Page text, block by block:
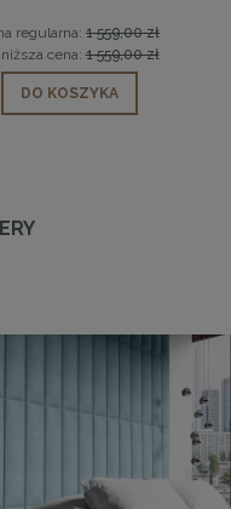
regularna: 1 559,00 zł
cena:1 559,00 zł
DO KOSZYKA